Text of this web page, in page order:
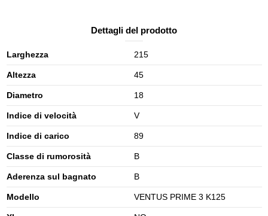
Dettagli del prodotto
Larghezza 215
Altezza 45
Diametro 18
Indice di velocità V
Indice di carico 89
Classe di rumorosità B
Aderenza sul bagnato B
Modello VENTUS PRIME 3 K125